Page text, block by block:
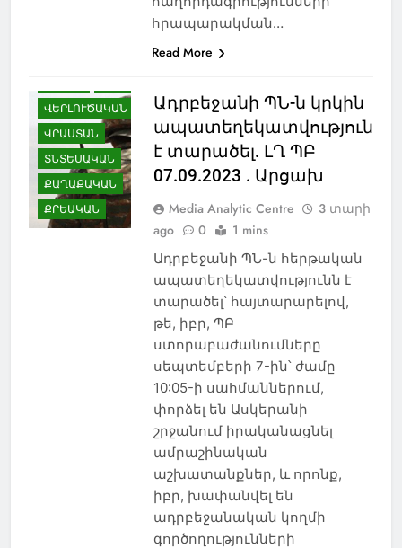
հրապարակման…
Read More
ՎԵՐԼՈՒԾԱԿԱՆ
ՎՐԱՍՏԱՆ
ՏՆՏԵՍԱԿԱՆ
ՔԱՂԱՔԱԿԱՆ
ՔՐԵԱԿԱՆ
Ադրբեջանի ՊՆ-ն կրկին
ապատեղեկատվություն
է տարածել. ԼՂ ՊԲ
07.09.2023 . Արցախ
Media Analytic Centre
3 տարի
ago
0 1 mins
Ադրբեջանի ՊՆ-ն հերթական
ապատեղեկատվությունն է
տարածել՝ հայտարարելով,
թե, իբր, ՊԲ
ստորաբաժանումները
սեպտեմբերի 7-ին՝ ժամը
10:05-ի սահմաններում,
փորձել են Ասկերանի
շրջանում իրականացնել
ամրաշինական
աշխատանքներ, և որոնք,
իբր, խափանվել են
ադրբեջանական կողմի
գործողությունների